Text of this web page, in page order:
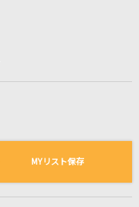
いる曲の一覧
MYリスト保存